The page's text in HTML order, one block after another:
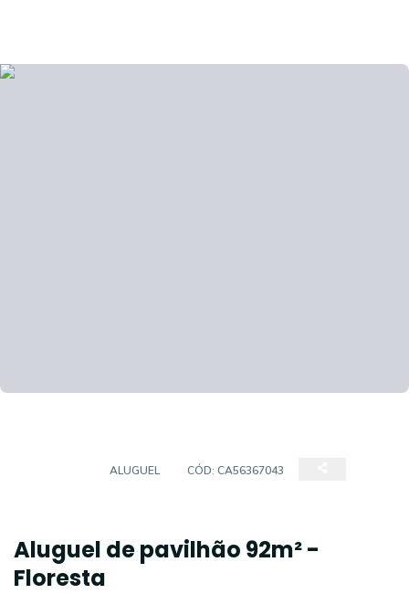
ALUGUEL CÓD: CA56367043
Aluguel de pavilhão 92m² -
Floresta